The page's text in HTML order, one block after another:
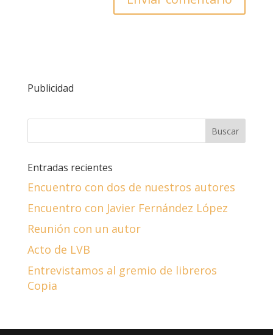
Publicidad
Entradas recientes
Encuentro con dos de nuestros autores
Encuentro con Javier Fernández López
Reunión con un autor
Acto de LVB
Entrevistamos al gremio de libreros
Copia